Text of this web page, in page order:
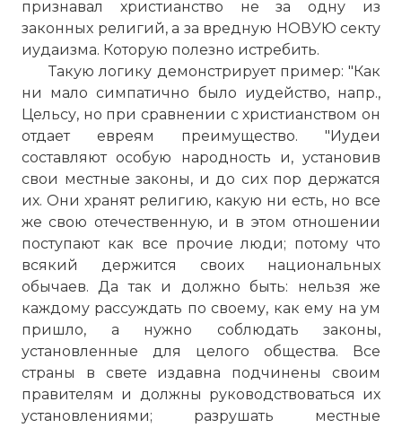
признавал христианство не за одну из
законных религий, а за вредную НОВУЮ секту
иудаизма. Которую полезно истребить.
Такую логику демонстрирует пример: "Как
ни мало симпатично было иудейство, напр.,
Цельсу, но при сравнении с христианством он
отдает евреям преимущество. "Иудеи
составляют особую народность и, установив
свои местные законы, и до сих пор держатся
их. Они хранят религию, какую ни есть, но все
же свою отечественную, и в этом отношении
поступают как все прочие люди; потому что
всякий держится своих национальных
обычаев. Да так и должно быть: нельзя же
каждому рассуждать по своему, как ему на ум
пришло, а нужно соблюдать законы,
установленные для целого общества. Все
страны в свете издавна подчинены своим
правителям и должны руководствоваться их
установлениями; разрушать местные